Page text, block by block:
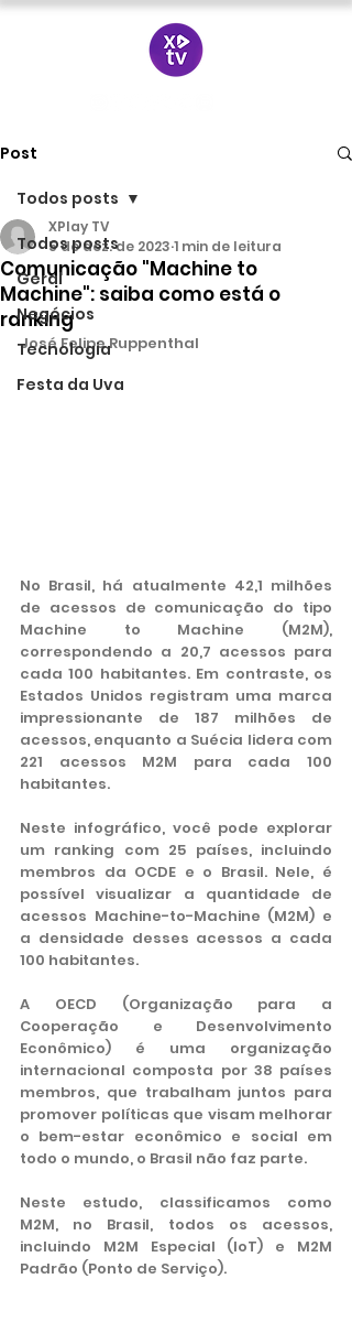
Post
Todos posts
Geral
Negócios
Tecnologia
Festa da Uva
Todos posts
Comunicação "Machine to
Machine": saiba como está o
ranking
XPlay TV
5 de dez. de 2023 1 min de leitura
José Felipe Ruppenthal
No Brasil, há atualmente 42,1 milhões
de acessos de comunicação do tipo
Machine to Machine (M2M),
correspondendo a 20,7 acessos para
cada 100 habitantes. Em contraste, os
Estados Unidos registram uma marca
impressionante de 187 milhões de
acessos, enquanto a Suécia lidera com
221 acessos M2M para cada 100
habitantes.
Neste infográfico, você pode explorar
um ranking com 25 países, incluindo
membros da OCDE e o Brasil. Nele, é
possível visualizar a quantidade de
acessos Machine-to-Machine (M2M) e
a densidade desses acessos a cada
100 habitantes.
A OECD (Organização para a
Cooperação e Desenvolvimento
Econômico) é uma organização
internacional composta por 38 países
membros, que trabalham juntos para
promover políticas que visam melhorar
o bem-estar econômico e social em
todo o mundo, o Brasil não faz parte.
Neste estudo, classificamos como
M2M, no Brasil, todos os acessos,
incluindo M2M Especial (IoT) e M2M
Padrão (Ponto de Serviço).